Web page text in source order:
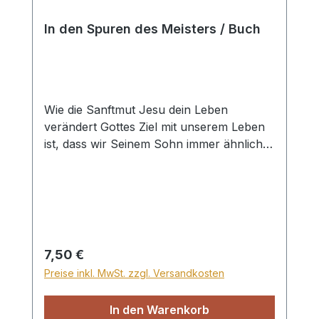
In den Spuren des Meisters / Buch
Wie die Sanftmut Jesu dein Leben
verändert Gottes Ziel mit unserem Leben
ist, dass wir Seinem Sohn immer ähnlicher
täglichen Leben wird? Der Schlüssel liegt
darin, das Vorbild Jesu vor Augen zu
haben und uns durch Ihn prägen und
verändern zu lassen. Der Meister hat
gesagt: „Lernt von mir, denn ich bin
Regulärer Preis:
7,50 €
Preise inkl. MwSt. zzgl. Versandkosten
In den Warenkorb